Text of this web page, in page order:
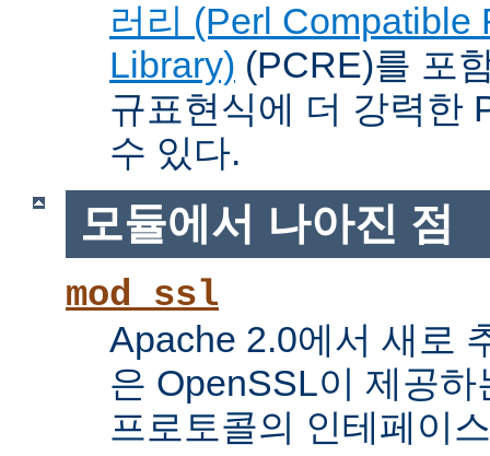
러리 (Perl Compatible
Library) (PCRE)를 포
규표현식에 더 강력한
수 있다.
모듈에서 나아진 점
mod_ssl
Apache 2.0에서 새로
은 OpenSSL이 제공
프로토콜의 인테페이